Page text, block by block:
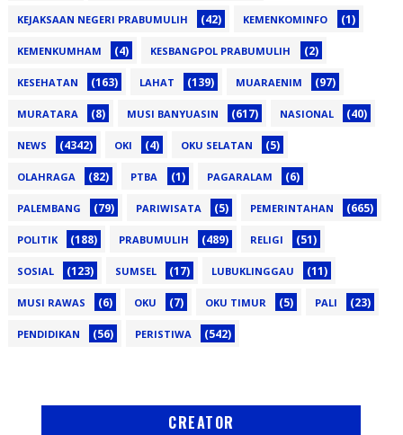
KEJAKSAAN NEGERI PRABUMULIH (42) KEMENKOMINFO (1)
KEMENKUMHAM (4) KESBANGPOL PRABUMULIH (2)
KESEHATAN (163) LAHAT (139) MUARAENIM (97)
MURATARA (8) MUSI BANYUASIN (617) NASIONAL (40)
NEWS (4342) OKI (4) OKU SELATAN (5)
OLAHRAGA (82) PTBA (1) PAGARALAM (6)
PALEMBANG (79) PARIWISATA (5) PEMERINTAHAN (665)
POLITIK (188) PRABUMULIH (489) RELIGI (51)
SOSIAL (123) SUMSEL (17) LUBUKLINGGAU (11)
MUSI RAWAS (6) OKU (7) OKU TIMUR (5) PALI (23)
PENDIDIKAN (56) PERISTIWA (542)
CREATOR